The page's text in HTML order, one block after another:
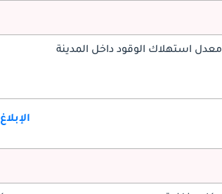
معدل استهلاك الوقود داخل المدينة